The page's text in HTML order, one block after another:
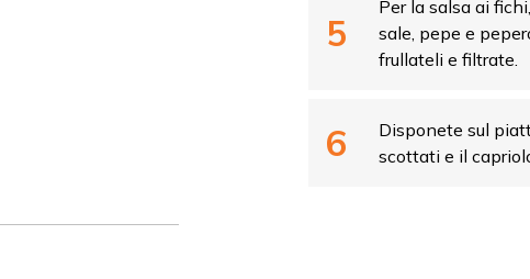
Per la salsa ai
sale, pepe e
frullateli e filtrate.
Disponete sul
scottati e il